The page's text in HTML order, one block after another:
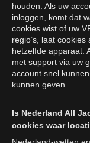
houden. Als uw
inloggen, komt dat
cookies wist of uw
regio’s, laat
hetzelfde apparaat.
met support via uw
account snel
kunnen geven.
Is Nederland All
cookies waar